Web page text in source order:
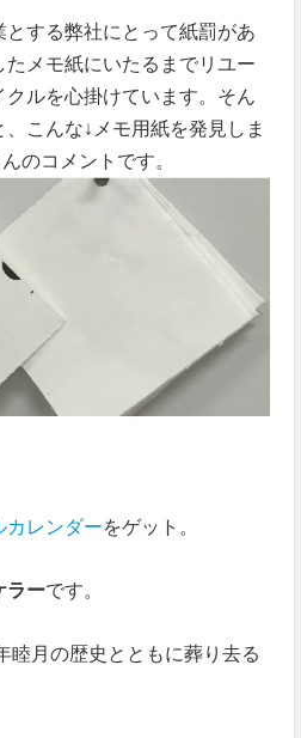
する弊社にとって紙罰があ
メモ紙にいたるまでリユー
ルを心掛けています。そん
こんな↓メモ用紙を発見しま
のコメントです。
カレンダーをゲット。
ラーです。
睦月の歴史とともに葬り去る